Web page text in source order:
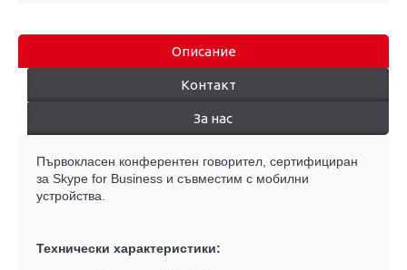
Описание
Контакт
За нас
Първокласен конферентен говорител, сертифициран
за Skype for Business и съвместим с мобилни
устройства.
Технически характеристики: